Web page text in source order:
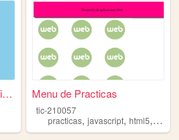
Página web para las práctica... Menu de Practicas
tic-210057
practicas,javascript,html5, css3